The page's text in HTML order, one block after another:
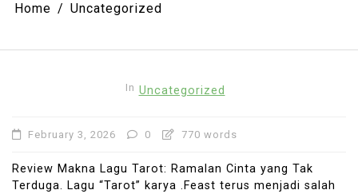
Home Uncategorized
In Uncategorized
February 3, 2026 0 770 words
Review Makna Lagu Tarot: Ramalan Cinta yang Tak
Terduga. Lagu “Tarot” karya .Feast terus menjadi salah